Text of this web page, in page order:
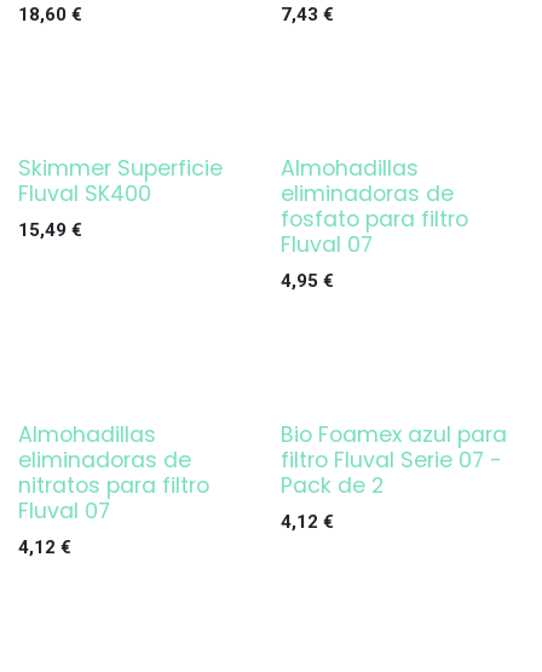
18,60 € 7,43 €
¡OFERTA!
Skimmer Superficie
Fluval SK400
15,49 €
Almohadillas
eliminadoras de
fosfato para filtro
Fluval 07
4,95 €
Almohadillas
eliminadoras de
nitratos para filtro
Fluval 07
4,12 €
Bio Foamex azul para
filtro Fluval Serie 07 -
Pack de 2
4,12 €